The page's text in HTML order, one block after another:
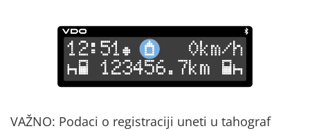
VAŽNO: Podaci o registraciji uneti u tahograf